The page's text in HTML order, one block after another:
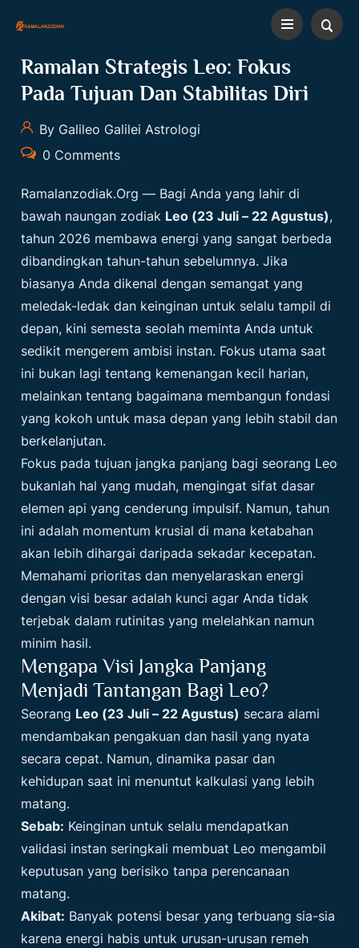
Ramalan Strategis Leo: Fokus
Pada Tujuan Dan Stabilitas Diri
By Galileo Galilei Astrologi
0 Comments
Ramalanzodiak.org — Bagi Anda yang lahir di
bawah naungan zodiak Leo (23 Juli – 22 Agustus),
tahun 2026 membawa energi yang sangat berbeda
dibandingkan tahun-tahun sebelumnya. Jika
biasanya Anda dikenal dengan semangat yang
meledak-ledak dan keinginan untuk selalu tampil di
depan, kini semesta seolah meminta Anda untuk
sedikit mengerem ambisi instan. Fokus utama saat
ini bukan lagi tentang kemenangan kecil harian,
melainkan tentang bagaimana membangun fondasi
yang kokoh untuk masa depan yang lebih stabil dan
berkelanjutan.
Fokus pada tujuan jangka panjang bagi seorang Leo
bukanlah hal yang mudah, mengingat sifat dasar
elemen api yang cenderung impulsif. Namun, tahun
ini adalah momentum krusial di mana ketabahan
akan lebih dihargai daripada sekadar kecepatan.
Memahami prioritas dan menyelaraskan energi
dengan visi besar adalah kunci agar Anda tidak
terjebak dalam rutinitas yang melelahkan namun
minim hasil.
Mengapa Visi Jangka Panjang
Menjadi Tantangan Bagi Leo?
Seorang Leo (23 Juli – 22 Agustus) secara alami
mendambakan pengakuan dan hasil yang nyata
secara cepat. Namun, dinamika pasar dan
kehidupan saat ini menuntut kalkulasi yang lebih
matang.
Sebab: Keinginan untuk selalu mendapatkan
validasi instan seringkali membuat Leo mengambil
keputusan yang berisiko tanpa perencanaan
matang.
Akibat: Banyak potensi besar yang terbuang sia-sia
karena energi habis untuk urusan-urusan remeh